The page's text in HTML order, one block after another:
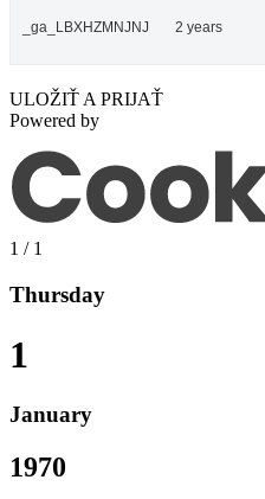
_ga_LBXHZMNJNJ 2 years
ULOŽIŤ A PRIJAŤ
Powered by
1 / 1
Thursday
1
January
1970